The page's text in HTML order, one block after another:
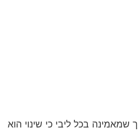
שמאמינה בכל ליבי כי שינוי הוא